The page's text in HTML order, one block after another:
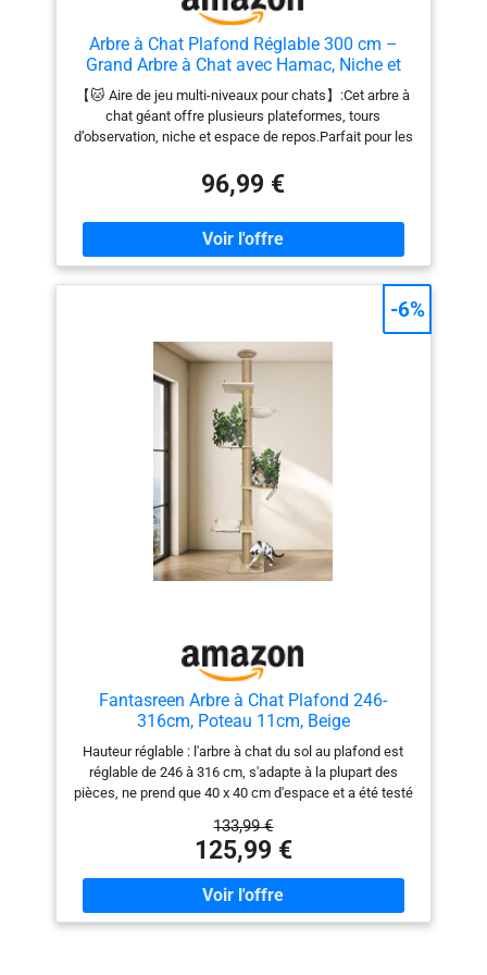
informations !
nous recevrons les informations !
Arbre à Chat Plafond Réglable 300 cm –
Grand Arbre à Chat avec Hamac, Niche et
Plateformes pour Chats d’Intérieur et Maine
Coon
【🐱 Aire de jeu multi-niveaux pour chats】:Cet arbre à
chat géant offre plusieurs plateformes, tours
d’observation, niche et espace de repos.Parfait pour les
que les Maine Coon, il répond à leurs besoins naturels
de grimper, observer et se détendre. 【Stabilité
renforcée et structure ajustable jusqu’au
plafond】:Grâce à sa base solide et son système de
fixation sol/plafond réglable jusqu’à 315 cm, cet arbre à
chat plafond reste parfaitement stable même pendant
foyers avec plusieurs chats. 【🌿 Matériaux résistants
et durables】:Conçu en bois haute densité et recouvert
de corde en chanvre naturel, cet arbre à chat en bois
résiste aux griffures tout en protégeant vos
meubles.Idéal pour un usage quotidien et durable. 【🏡
Design élégant et gain de place】:Son style
minimaliste et naturel s’intègre facilement à tout
intérieur moderne.Cet arbre à chat design allie
fonctionnalité et esthétisme pour enrichir votre
décoration tout en offrant un coin de jeu complet à vos
compagnons. 【🔧 Montage facile et utilisation
polyvalente】:Facile à installer sans outils complexes,
cet arbre à chat modulable convient aussi bien aux
96,99 €
Fantasreen Arbre à Chat Plafond 246-
316cm, Poteau 11cm, Beige
Hauteur réglable : l'arbre à chat du sol au plafond est
réglable de 246 à 316 cm, s'adapte à la plupart des
pièces, ne prend que 40 x 40 cm d'espace et a été testé
: avec ses poteaux de soutien extra-épais de 11 cm et
sa base robuste, notre grande tour pour chats est
stable et offre à votre chat un terrain de jeu sûr pour
une tranquillité d'esprit accrue. Centre d'activités ultime
pour plusieurs chats : la tour moderne pour chats du sol
133,99 €
125,99 €
-6%